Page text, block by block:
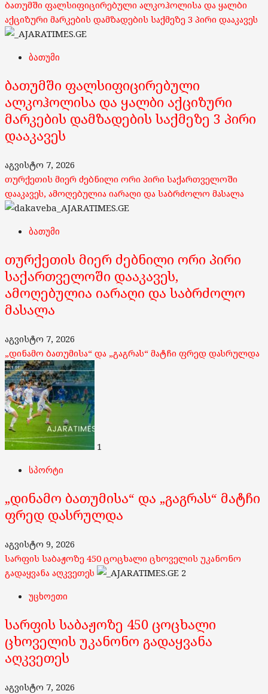
ბათუმში ფალსიფიცირებული ალკოჰოლისა და ყალბი
აქციზური მარკების დამზადების საქმეზე 3 პირი დააკავეს
ბათუმი
ბათუმში ფალსიფიცირებული
ალკოჰოლისა და ყალბი აქციზური
მარკების დამზადების საქმეზე 3 პირი
დააკავეს
აგვისტო 7, 2026
თურქეთის მიერ ძებნილი ორი პირი საქართველოში
დააკავეს, ამოღებულია იარაღი და საბრძოლო მასალა
ბათუმი
თურქეთის მიერ ძებნილი ორი პირი
საქართველოში დააკავეს,
ამოღებულია იარაღი და საბრძოლო
მასალა
აგვისტო 7, 2026
„დინამო ბათუმისა“ და „გაგრას“ მატჩი ფრედ დასრულდა
1
სპორტი
„დინამო ბათუმისა“ და „გაგრას“ მატჩი
ფრედ დასრულდა
აგვისტო 9, 2026
სარფის საბაჟოზე 450 ცოცხალი ცხოველის უკანონო
გადაყვანა აღკვეთეს
2
უცხოეთი
სარფის საბაჟოზე 450 ცოცხალი
ცხოველის უკანონო გადაყვანა
აღკვეთეს
აგვისტო 7, 2026